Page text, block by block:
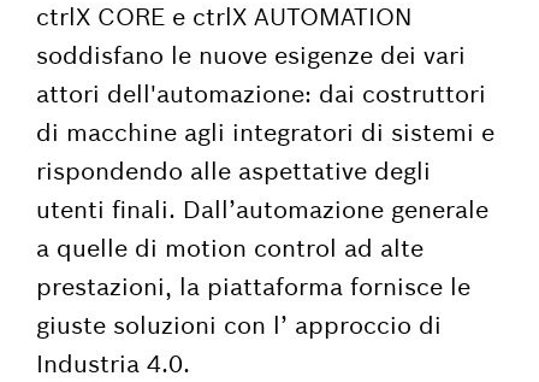
ctrlX CORE e ctrlX AUTOMATION
soddisfano le nuove esigenze dei vari
attori dell'automazione: dai costruttori
di macchine agli integratori di sistemi e
rispondendo alle aspettative degli
utenti finali. Dall’automazione generale
a quelle di motion control ad alte
prestazioni, la piattaforma fornisce le
giuste soluzioni con l’ approccio di
Industria 4.0.